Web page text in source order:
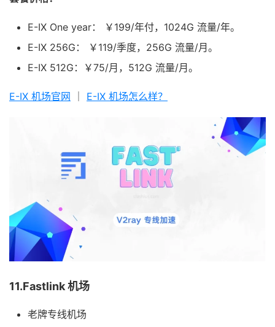
E-IX One year： ￥199/年付，1024G 流量/年。
E-IX 256G： ￥119/季度，256G 流量/月。
E-IX 512G：￥75/月，512G 流量/月。
E-IX 机场官网 E-IX 机场怎么样？
11.Fastlink 机场
老牌专线机场